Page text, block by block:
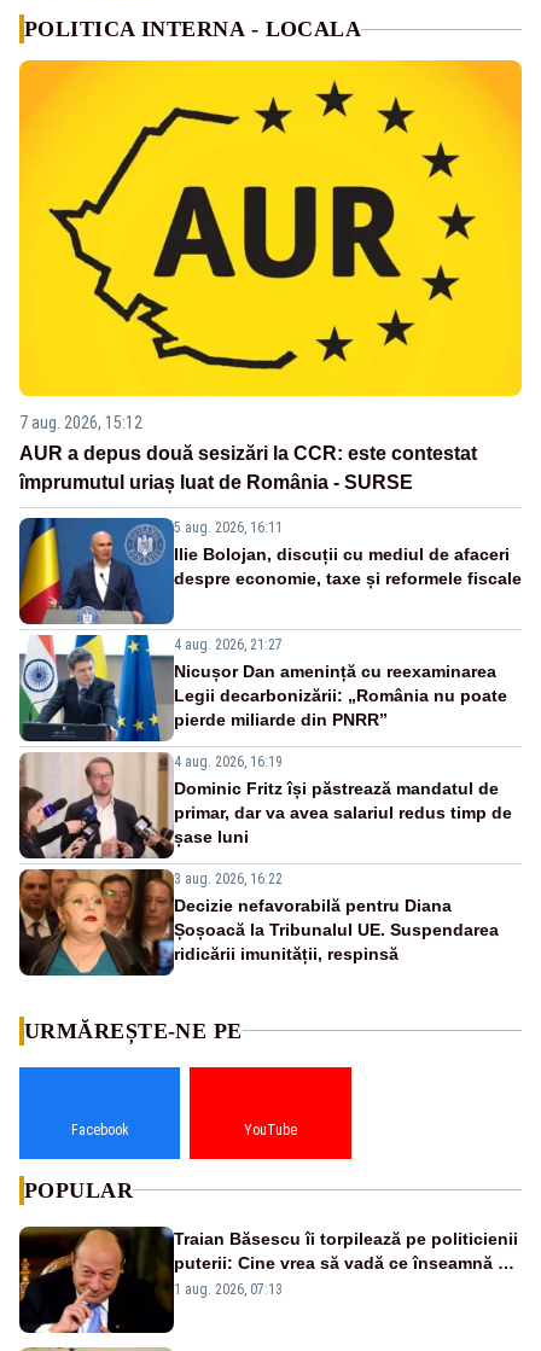
POLITICA INTERNA - LOCALA
7 aug. 2026, 15:12
AUR a depus două sesizări la CCR: este contestat
împrumutul uriaș luat de România - SURSE
5 aug. 2026, 16:11
Ilie Bolojan, discuții cu mediul de afaceri
despre economie, taxe și reformele fiscale
4 aug. 2026, 21:27
Nicușor Dan amenință cu reexaminarea
Legii decarbonizării: „România nu poate
pierde miliarde din PNRR”
4 aug. 2026, 16:19
Dominic Fritz își păstrează mandatul de
primar, dar va avea salariul redus timp de
șase luni
3 aug. 2026, 16:22
Decizie nefavorabilă pentru Diana
Șoșoacă la Tribunalul UE. Suspendarea
ridicării imunității, respinsă
URMĂREȘTE-NE PE
Facebook YouTube
POPULAR
Traian Băsescu îi torpilează pe politicienii
puterii: Cine vrea să vadă ce înseamnă să
fii prost, se uită la România
1 aug. 2026, 07:13